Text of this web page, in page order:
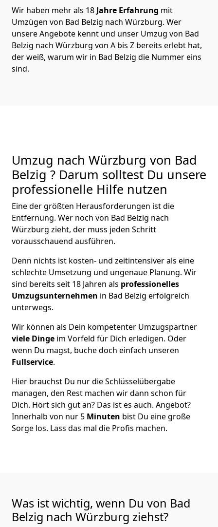
Wir haben mehr als 18 Jahre Erfahrung mit
Umzügen von Bad Belzig nach Würzburg. Wer
unsere Angebote kennt und unser Umzug von Bad
Belzig nach Würzburg von A bis Z bereits erlebt hat,
der weiß, warum wir in Bad Belzig die Nummer eins
sind.
Umzug nach Würzburg von Bad
Belzig ? Darum solltest Du unsere
professionelle Hilfe nutzen
Eine der größten Herausforderungen ist die
Entfernung. Wer noch von Bad Belzig nach
Würzburg zieht, der muss jeden Schritt
vorausschauend ausführen.
Denn nichts ist kosten- und zeitintensiver als eine
schlechte Umsetzung und ungenaue Planung. Wir
sind bereits seit 18 Jahren als professionelles
Umzugsunternehmen in Bad Belzig erfolgreich
unterwegs.
Wir können als Dein kompetenter Umzugspartner
viele Dinge im Vorfeld für Dich erledigen. Oder
wenn Du magst, buche doch einfach unseren
Fullservice.
Hier brauchst Du nur die Schlüsselübergabe
managen, den Rest machen wir dann schon für
Dich. Hört sich gut an? Das ist es auch. Angebot?
Innerhalb von nur 5 Minuten bist Du eine große
Sorge los. Lass das mal die Profis machen.
Was ist wichtig, wenn Du von Bad
Belzig nach Würzburg ziehst?